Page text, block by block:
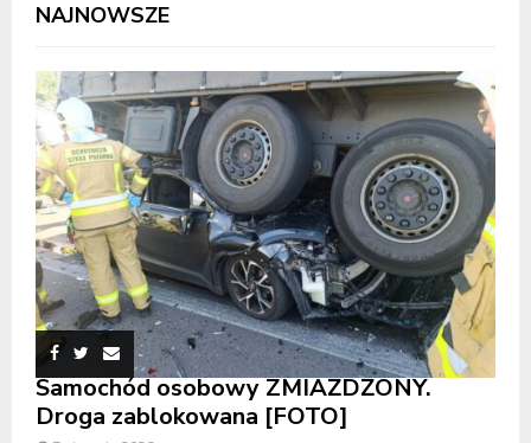
NAJNOWSZE
Samochód osobowy ZMIAŻDŻONY.
Droga zablokowana [FOTO]